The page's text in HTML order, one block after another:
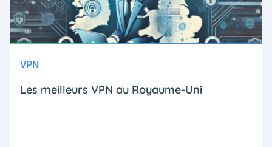
VPN
Les meilleurs VPN au Royaume-Uni